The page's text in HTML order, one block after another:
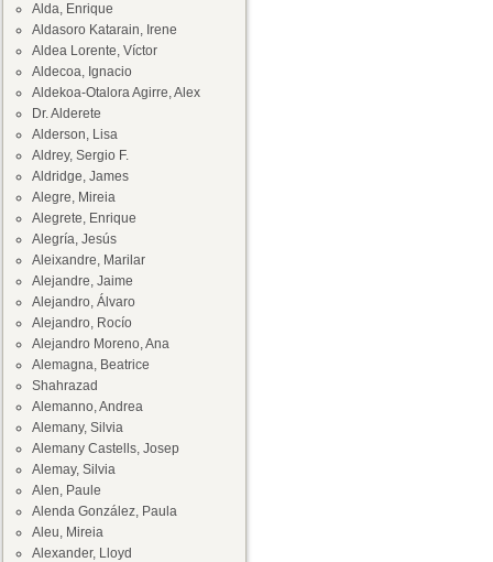
Alda, Enrique
Aldasoro Katarain, Irene
Aldea Lorente, Víctor
Aldecoa, Ignacio
Aldekoa-Otalora Agirre, Alex
Dr. Alderete
Alderson, Lisa
Aldrey, Sergio F.
Aldridge, James
Alegre, Mireia
Alegrete, Enrique
Alegría, Jesús
Aleixandre, Marilar
Alejandre, Jaime
Alejandro, Álvaro
Alejandro, Rocío
Alejandro Moreno, Ana
Alemagna, Beatrice
Shahrazad
Alemanno, Andrea
Alemany, Silvia
Alemany Castells, Josep
Alemay, Silvia
Alen, Paule
Alenda González, Paula
Aleu, Mireia
Alexander, Lloyd